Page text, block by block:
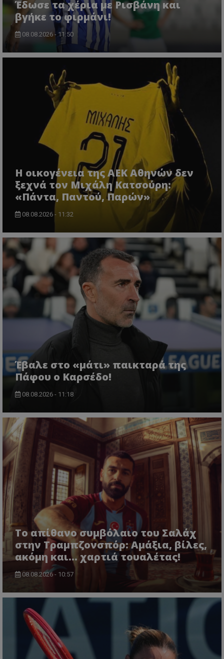
Έδωσε τα χέρια με Ρισβάνη και
βγήκε το φιρμάνι!
08.08.2026 - 11:50
Η οικογένεια της ΑΕΚ Αθηνών δεν
ξεχνά τον Μιχάλη Κατσούρη:
«Πάντα, Παντού, Παρών»
08.08.2026 - 11:32
Έβαλε στο «μάτι» παικταρά της
Πάφου ο Καρσέδο!
08.08.2026 - 11:18
Το απίθανο συμβόλαιο του Σαλάχ
στην Τραμπζονσπόρ: Αμάξια, βίλες,
ακόμη και... χαρτιά τουαλέτας!
08.08.2026 - 10:57